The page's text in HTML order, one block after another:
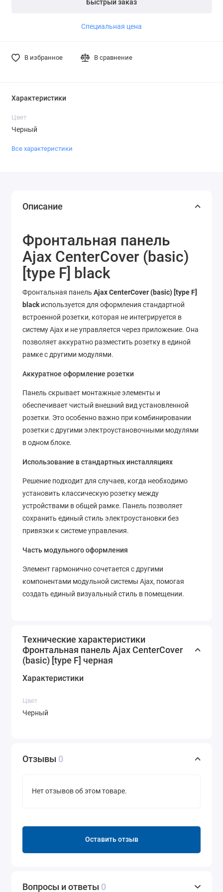
Быстрый заказ
Специальная цена
В избранное В сравнение
Характеристики
Цвет
Черный
Все характеристики
Описание
Фронтальная панель
Ajax CenterCover (basic)
[type F] black
Фронтальная панель Ajax CenterCover (basic) [type F]
blackиспользуется для оформления стандартной
встроенной розетки, которая не интегрируется в
систему Ajax и не управляется через приложение. Она
позволяет аккуратно разместить розетку в единой
рамке с другими модулями.
Аккуратное оформление розетки
Панель скрывает монтажные элементы и
обеспечивает чистый внешний вид установленной
розетки. Это особенно важно при комбинировании
розетки с другими электроустановочными модулями
в одном блоке.
Использование в стандартных инсталляциях
Решение подходит для случаев, когда необходимо
установить классическую розетку между
устройствами в общей рамке. Панель позволяет
сохранить единый стиль электроустановки без
привязки к системе управления.
Часть модульного оформления
Элемент гармонично сочетается с другими
компонентами модульной системы Ajax, помогая
создать единый визуальный стиль в помещении.
Технические характеристики
Фронтальная панель Ajax CenterCover
(basic) [type F] черная
Характеристики
Цвет
Черный
Отзывы 0
Нет отзывов об этом товаре.
Оставить отзыв
Вопросы и ответы 0